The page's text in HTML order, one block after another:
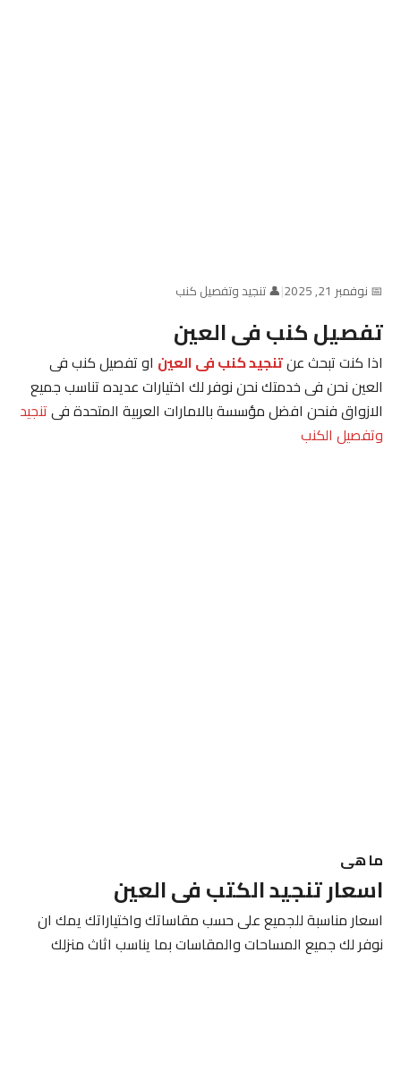
📅 نوفمبر 21, 2025 |👤 تنجيد وتفصيل كنب
تفصيل كنب فى العين
اذا كنت تبحث عنتنجيد كنب فى العيناو تفصيل كنب فى
العين نحن فى خدمتك نحن نوفر لك اختيارات عديده تناسب جميع
الازواق فنحن افضل مؤسسة بالامارات العربية المتحدة فىتنجيد
وتفصيل الكنب
ما هى
اسعار تنجيد الكتب فى العين
اسعار مناسبة للجميع على حسب مقاساتك واختياراتك يمك ان
نوفر لك جميع المساحات والمقاسات بما يناسب اثاث منزلك